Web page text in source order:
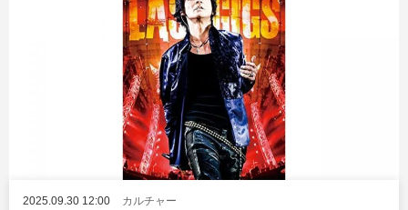
2025.09.30 12:00 カルチャー